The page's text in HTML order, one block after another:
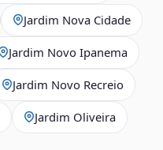
Jardim Nova Cidade
Jardim Novo Ipanema
Jardim Novo Recreio
Jardim Oliveira